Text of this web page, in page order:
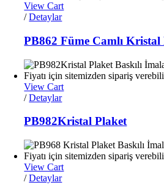
View Cart
/ Detaylar
PB862 Füme Camlı Kristal
View Cart
/ Detaylar
PB982Kristal Plaket
View Cart
/ Detaylar